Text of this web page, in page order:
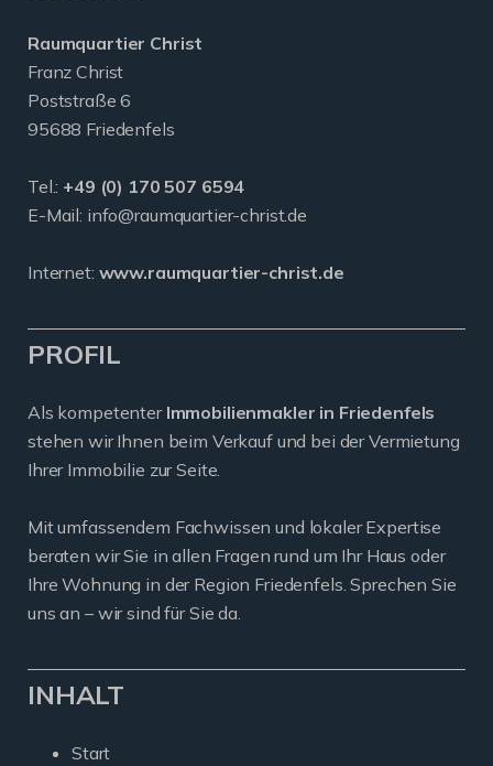
Raumquartier Christ
Franz Christ
Poststraße 6
95688 Friedenfels
Tel.: +49 (0) 170 507 6594
E-Mail: info@raumquartier-christ.de
Internet: www.raumquartier-christ.de
PROFIL
Als kompetenter Immobilienmakler in Friedenfels
stehen wir Ihnen beim Verkauf und bei der Vermietung
Ihrer Immobilie zur Seite.
Mit umfassendem Fachwissen und lokaler Expertise
beraten wir Sie in allen Fragen rund um Ihr Haus oder
Ihre Wohnung in der Region Friedenfels. Sprechen Sie
uns an – wir sind für Sie da.
INHALT
Start